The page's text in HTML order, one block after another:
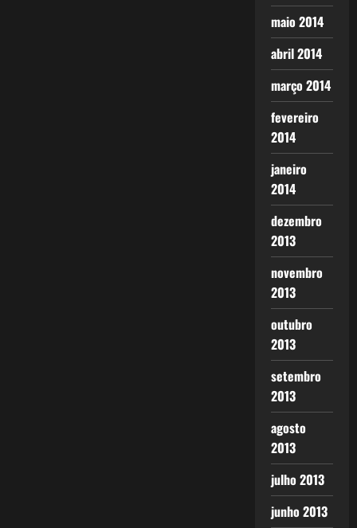
maio 2014
abril 2014
março 2014
fevereiro
2014
janeiro
2014
dezembro
2013
novembro
2013
outubro
2013
setembro
2013
agosto
2013
julho 2013
junho 2013